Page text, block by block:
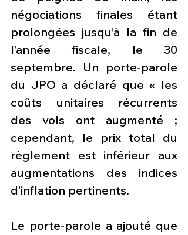
négociations finales étant
prolongées jusqu’à la fin de
l’année fiscale, le 30
septembre. Un porte-parole
du JPO a déclaré que « les
coûts unitaires récurrents
des vols ont augmenté ;
cependant, le prix total du
règlement est inférieur aux
augmentations des indices
d’inflation pertinents.
Le porte-parole a ajouté que